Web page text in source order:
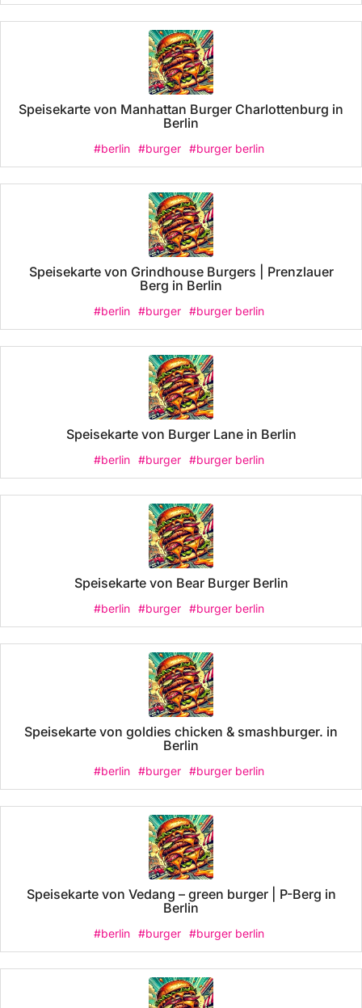
Speisekarte von Manhattan Burger Charlottenburg in
Berlin
#berlin #burger #burger berlin
Speisekarte von Grindhouse Burgers | Prenzlauer
Berg in Berlin
#berlin #burger #burger berlin
Speisekarte von Burger Lane in Berlin
#berlin #burger #burger berlin
Speisekarte von Bear Burger Berlin
#berlin #burger #burger berlin
Speisekarte von goldies chicken & smashburger. in
Berlin
#berlin #burger #burger berlin
Speisekarte von Vedang – green burger | P-Berg in
Berlin
#berlin #burger #burger berlin